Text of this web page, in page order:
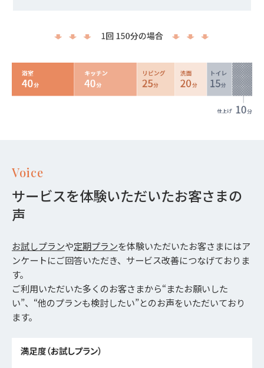
Voice
サービスを体験いただいたお客さまの
声
お試しプランや定期プランを体験いただいたお客さまにはア
ンケートにご回答いただき、サービス改善につなげておりま
す。
ご利用いただいた多くのお客さまから“またお願いした
い”、“他のプランも検討したい”とのお声をいただいており
ます。